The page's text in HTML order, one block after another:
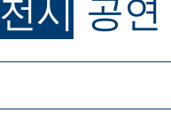
전시 공연